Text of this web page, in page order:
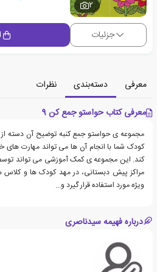
2
جزئیات
معرفی دسته‌بندی
نظرات
معرفی کتاب حواستو جمع کن 9
مجموعه ی حواستو جمع کنبه توضیح آن دسته
کودک شما با انجام آن ها می تواند مهارت های
کند. این مجموعه ی کمک آموزشی می تواند توسط
مراکز پیش دبستانی، در مهد کودک ها و کلاس
ویژه مورد استفاده قرار گیرد و...
درباره فهیمه سیدناصری